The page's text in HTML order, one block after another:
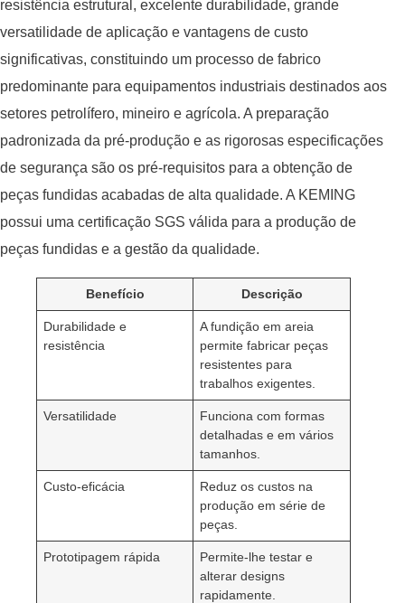
resistência estrutural, excelente durabilidade, grande
versatilidade de aplicação e vantagens de custo
significativas, constituindo um processo de fabrico
predominante para equipamentos industriais destinados aos
setores petrolífero, mineiro e agrícola. A preparação
padronizada da pré-produção e as rigorosas especificações
de segurança são os pré-requisitos para a obtenção de
peças fundidas acabadas de alta qualidade. A KEMING
possui uma certificação SGS válida para a produção de
peças fundidas e a gestão da qualidade.
Benefício Descrição
Durabilidade e
resistência
A fundição em areia
permite fabricar peças
resistentes para
trabalhos exigentes.
Versatilidade
Funciona com formas
detalhadas e em vários
tamanhos.
Custo-eficácia
Reduz os custos na
produção em série de
peças.
Prototipagem rápida
Permite-lhe testar e
alterar designs
rapidamente.